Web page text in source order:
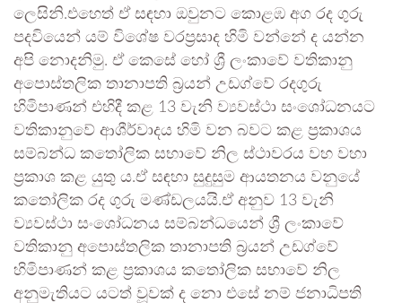
ලෙසිනි.එහෙත් ඒ සඳහා ඔවුනට කොළඹ අග රද ගුරු
පදවියෙන් යම් විශේෂ වරප්‍රසාද හිමි වන්නේ ද යන්න
අපි නොදනිමු. ඒ කෙසේ හෝ ශ්‍රී ලංකාවේ වතිකානු
අපොස්තලික තානාපති බ්‍රයන් උඩග්වේ රදගුරු
හිමිපාණන් එහිදී කළ 13 වැනි ව්‍යවස්ථා සංශෝධනයට
වතිකානුවේ ආශීර්වාදය හිමි වන බවට කළ ප්‍රකාශය
සම්බන්ධ කතෝලික සභාවේ නිල ස්ථාවරය වහ වහා
ප්‍රකාශ කළ යුතු ය.ඒ සඳහා සුදුසුම ආයතනය වනුයේ
කතෝලික රද ගුරු මණ්ඩලයයි.ඒ අනුව 13 වැනි
ව්‍යවස්ථා සංශෝධනය සම්බන්ධයෙන් ශ්‍රී ලංකාවේ
වතිකානු අපොස්තලික තානාපති බ්‍රයන් උඩග්වේ
හිමිපාණන් කළ ප්‍රකාශය කතෝලික සභාවේ නිල
අනුමැතියට යටත් වූවක් ද නො එසේ නම් ජනාධිපති